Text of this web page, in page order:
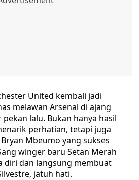
United kembali jadi
melawan Arsenal di ajang
lalu. Bukan hanya hasil
perhatian, tetapi juga
Mbeumo yang sukses
winger baru Setan Merah
diri dan langsung membuat
jatuh hati.